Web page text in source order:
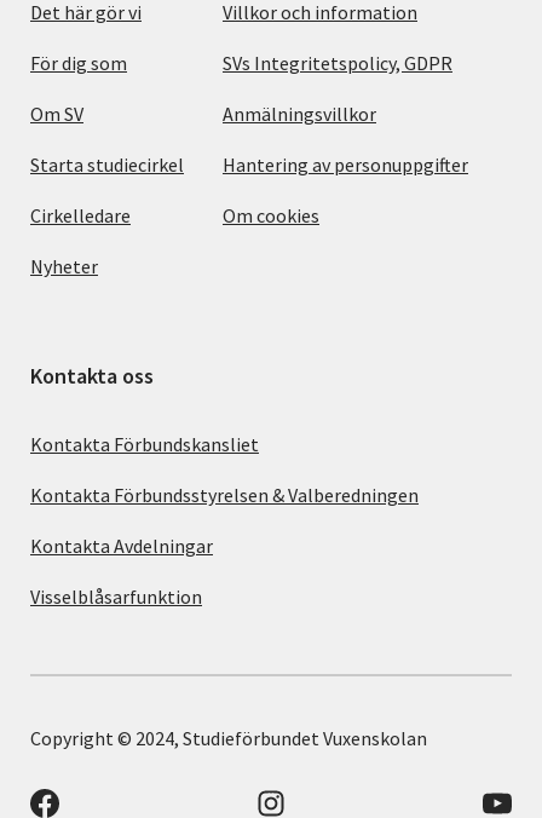
Det här gör vi
För dig som
Om SV
Starta studiecirkel
Cirkelledare
Nyheter
Villkor och information
SVs Integritetspolicy, GDPR
Anmälningsvillkor
Hantering av personuppgifter
Om cookies
Kontakta oss
Kontakta Förbundskansliet
Kontakta Förbundsstyrelsen & Valberedningen
Kontakta Avdelningar
Visselblåsarfunktion
Copyright © 2024, Studieförbundet Vuxenskolan